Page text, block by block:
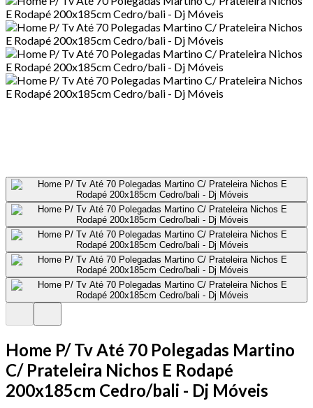
Home P/ Tv Até 70 Polegadas Martino
C/ Prateleira Nichos E Rodapé
200x185cm Cedro/bali - Dj Móveis